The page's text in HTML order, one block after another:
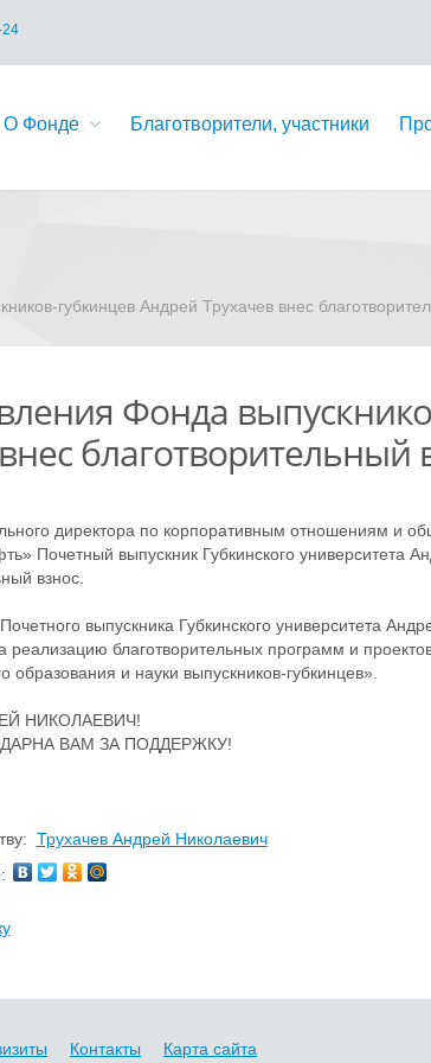
О Фонде Благотворители, участники
губкинцев Андрей Трухачев внес
Фонда
благотворительный
директора по корпоративным отношениям и
Почетный выпускник Губкинского университета
взнос.
выпускника Губкинского университета
реализацию благотворительных программ и
образования и науки выпускников-губкинцев».
НИКОЛАЕВИЧ!
ВАМ ЗА ПОДДЕРЖКУ!
Трухачев Андрей Николаевич
Контакты Карта сайта